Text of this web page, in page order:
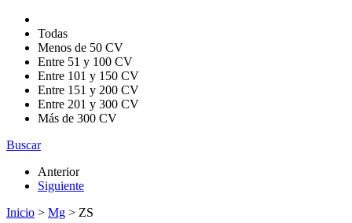
Todas
Menos de 50 CV
Entre 51 y 100 CV
Entre 101 y 150 CV
Entre 151 y 200 CV
Entre 201 y 300 CV
Más de 300 CV
Buscar
Anterior
Siguiente
Inicio > Mg > ZS